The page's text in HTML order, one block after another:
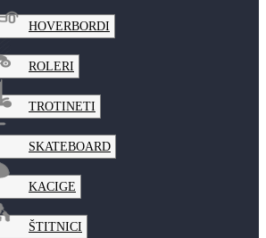
HOVERBORDI
ROLERI
TROTINETI
SKATEBOARD
KACIGE
ŠTITNICI